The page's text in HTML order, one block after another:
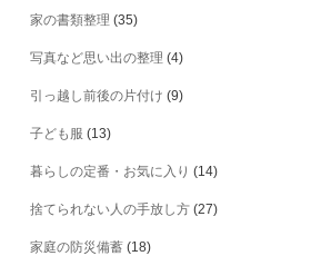
家の書類整理 (35)
写真など思い出の整理 (4)
引っ越し前後の片付け (9)
子ども服 (13)
暮らしの定番・お気に入り (14)
捨てられない人の手放し方 (27)
家庭の防災備蓄 (18)